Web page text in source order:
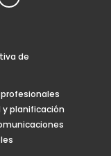
de
planificación